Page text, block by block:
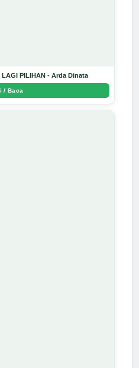
PILIHAN - Arda Dinata
/ Baca